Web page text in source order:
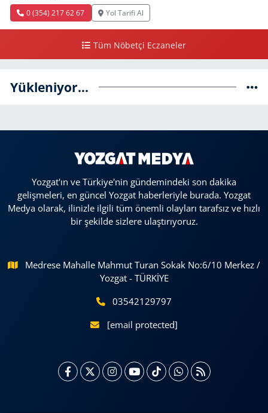
0 (354) 217 62 67 Yol Tarifi Al
Tüm Nöbetçi Eczaneler
Yükleniyor...
Yozgat'ın ve Türkiye'nin gündemindeki son dakika
gelişmeleri, en güncel Yozgat haberleriyle burada. Yozgat
Medya olarak, ilinizle ilgili tüm önemli olayları tarafsız ve hızlı
bir şekilde sizlere ulaştırıyoruz.
Medrese Mahalle Mahmut Turan Sokak No:6/10 Merkez /
Yozgat - TÜRKİYE
03542129797
[email protected]